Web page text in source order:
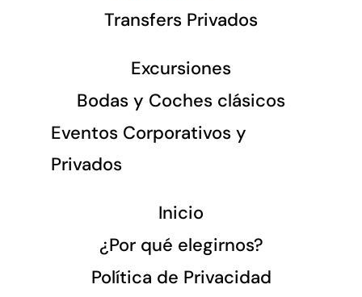
Transfers Privados
Excursiones
Bodas y Coches clásicos
Eventos Corporativos y
Privados
Inicio
¿Por qué elegirnos?
Política de Privacidad